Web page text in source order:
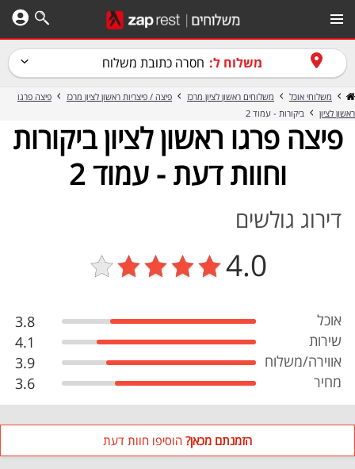
משלוח ל: חסרה כתובת משלוח
משלוחי אוכל משלוחים ראשון לציון מרכז פיצה / פיצריות ראשון לציון מרכז
פיצה פרגו
ראשון לציון
ביקורות - עמוד 2
פיצה פרגו ראשון לציון ביקורות
וחוות דעת - עמוד 2
דירוג גולשים
4.0
אוכל
3.8
שירות
4.1
אווירה/משלוח
3.9
מחיר
3.6
הזמנתם מכאן? הוסיפו חוות דעת